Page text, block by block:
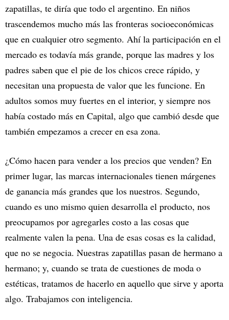
zapatillas, te diría que todo el argentino. En niños
trascendemos mucho más las fronteras socioeconómicas
que en cualquier otro segmento. Ahí la participación en el
mercado es todavía más grande, porque las madres y los
padres saben que el pie de los chicos crece rápido, y
necesitan una propuesta de valor que les funcione. En
adultos somos muy fuertes en el interior, y siempre nos
había costado más en Capital, algo que cambió desde que
también empezamos a crecer en esa zona.
¿Cómo hacen para vender a los precios que venden? En
primer lugar, las marcas internacionales tienen márgenes
de ganancia más grandes que los nuestros. Segundo,
cuando es uno mismo quien desarrolla el producto, nos
preocupamos por agregarles costo a las cosas que
realmente valen la pena. Una de esas cosas es la calidad,
que no se negocia. Nuestras zapatillas pasan de hermano a
hermano; y, cuando se trata de cuestiones de moda o
estéticas, tratamos de hacerlo en aquello que sirve y aporta
algo. Trabajamos con inteligencia.